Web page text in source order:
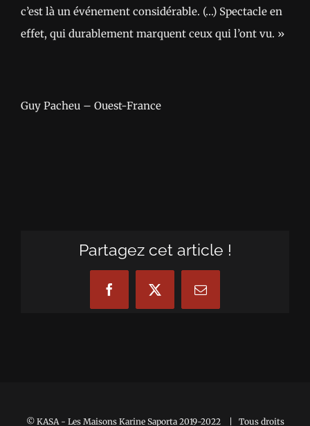
c’est là un événement considérable. (…) Spectacle en
effet, qui durablement marquent ceux qui l’ont vu. »
Guy Pacheu – Ouest-France
Partagez cet article !
FacebookX Email
© KASA - Les Maisons Karine Saporta 2019-2022 | Tous droits